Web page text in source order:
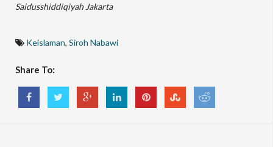
Saidusshiddiqiyah Jakarta
Keislaman, Siroh Nabawi
Share To: